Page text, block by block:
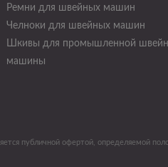
Ремни для швейных машин
Челноки для швейных машин
Шкивы для промышленной
машины
публичной офертой, определяемой